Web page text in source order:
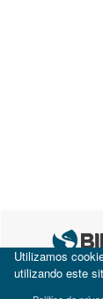
Utilizamos
utilizando este